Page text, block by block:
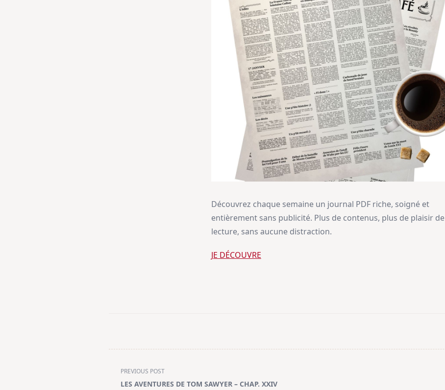
Découvrez chaque semaine un journal PDF riche, soigné et
entièrement sans publicité. Plus de contenus, plus de plaisir de
lecture, sans aucune distraction.
JE DÉCOUVRE
<spanPREVIOUS POST
LES AVENTURES DE TOM SAWYER – CHAP. XXIV